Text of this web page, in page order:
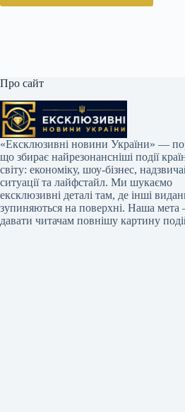
Про сайт
«Ексклюзивні новини України» —
що збирає найрезонансніші події
світу: економіку, шоу-бізнес,
ситуації та лайфстайл. Ми шукаємо
ексклюзивні деталі там, де інші
зупиняються на поверхні. Наша
давати читачам повнішу картину